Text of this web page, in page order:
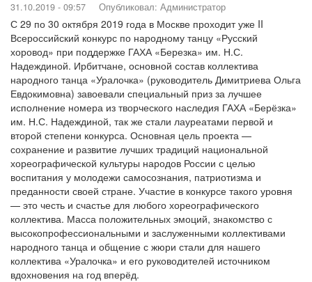
31.10.2019 - 09:57 Опубликовал: Администратор
С 29 по 30 октября 2019 года в Москве проходит уже II
Всероссийский конкурс по народному танцу «Русский
хоровод» при поддержке ГАХА «Березка» им. Н.С.
Надеждиной. Ирбитчане, основной состав коллектива
народного танца «Уралочка» (руководитель Димитриева Ольга
Евдокимовна) завоевали специальный приз за лучшее
исполнение номера из творческого наследия ГАХА «Берёзка»
им. Н.С. Надеждиной, так же стали лауреатами первой и
второй степени конкурса. Основная цель проекта —
сохранение и развитие лучших традиций национальной
хореографической культуры народов России с целью
воспитания у молодежи самосознания, патриотизма и
преданности своей стране. Участие в конкурсе такого уровня
— это честь и счастье для любого хореографического
коллектива. Масса положительных эмоций, знакомство с
высокопрофессиональными и заслуженными коллективами
народного танца и общение с жюри стали для нашего
коллектива «Уралочка» и его руководителей источником
вдохновения на год вперёд.